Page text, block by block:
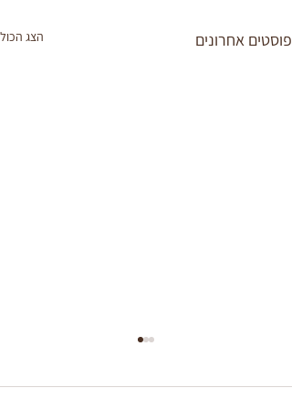
פוסטים אחרונים הצג הכול